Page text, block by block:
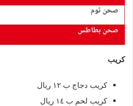
كريب
كريب دجاج ب ١٢ ريال
كريب لحم ب ١٤ ريال